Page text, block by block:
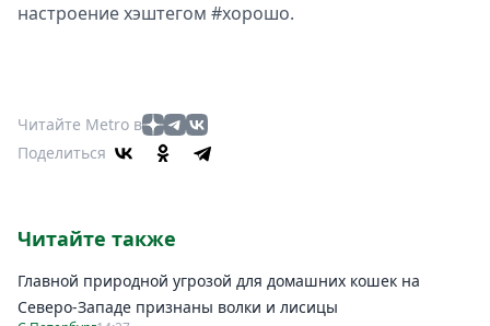
настроение хэштегом #хорошо.
Читайте Metro в
Поделиться
Читайте также
Главной природной угрозой для домашних кошек на
Северо-Западе признаны волки и лисицы